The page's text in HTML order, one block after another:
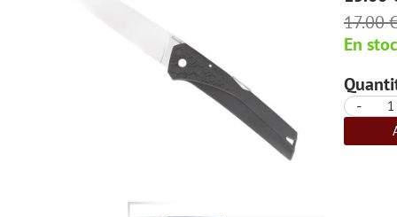
17.00
En
-